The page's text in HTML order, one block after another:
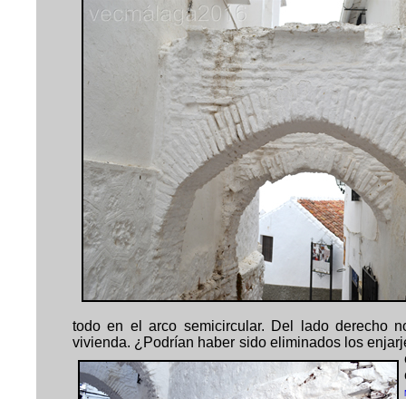
todo en el arco semicircular. Del lado derecho
vivienda. ¿Podrían haber sido eliminados los